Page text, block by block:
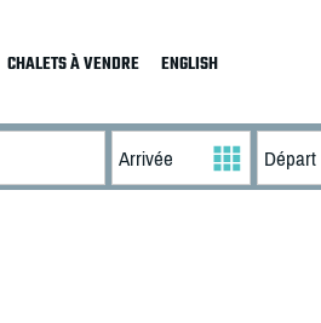
CHALETS À VENDRE ENGLISH